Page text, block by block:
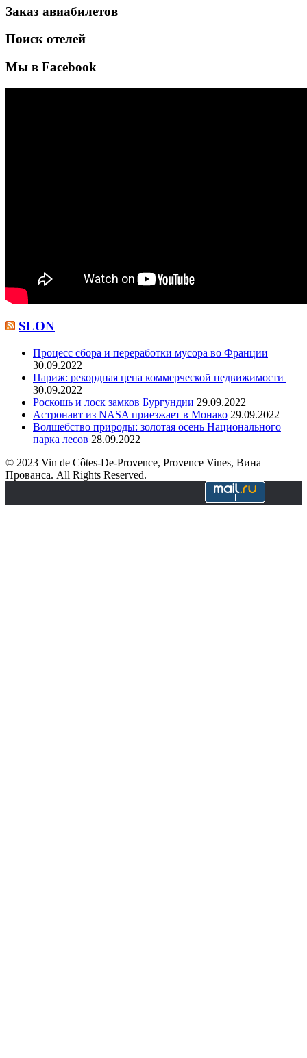
Заказ авиабилетов
Поиск отелей
Мы в Facebook
SLON
Процесс сбора и переработки мусора во Франции
30.09.2022
Париж: рекордная цена коммерческой недвижимости
30.09.2022
Роскошь и лоск замков Бургундии 29.09.2022
Астронавт из NASA приезжает в Монако 29.09.2022
Волшебство природы: золотая осень Национального
парка лесов 28.09.2022
© 2023 Vin de Côtes-De-Provence, Provence Vines, Вина
Прованса. All Rights Reserved.